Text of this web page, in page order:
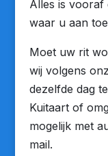
Alles is vooraf
waar u aan
Moet uw rit
wij volgens
dezelfde dag
Kuitaart of
mogelijk met
mail.